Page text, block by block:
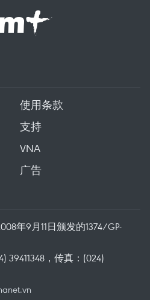
使用条款
支持
VNA
广告
年9月11日颁发的1374/GP-
39411348，传真：(024)